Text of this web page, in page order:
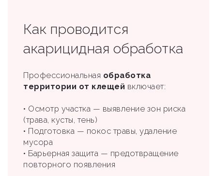
Как проводится
акарицидная обработка
Профессиональная обработка
территории от клещей включает:
• Осмотр участка — выявление зон риска
(трава, кусты, тень)
• Подготовка — покос травы, удаление
мусора
• Барьерная защита — предотвращение
повторного появления